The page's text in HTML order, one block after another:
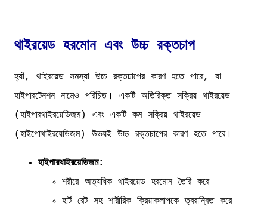
থাইরয়েড হরমোন এবং উচ্চ রক্তচাপ
হ্যাঁ, থাইরয়েড সমস্যা উচ্চ রক্তচাপের কারণ হতে পারে, যা
হাইপারটেনশন নামেও পরিচিত। একটি অতিরিক্ত সক্রিয় থাইরয়েড
(হাইপারথাইরয়েডিজম) এবং একটি কম সক্রিয় থাইরয়েড
(হাইপোথাইরয়েডিজম) উভয়ই উচ্চ রক্তচাপের কারণ হতে পারে।
হাইপারথাইরয়েডিজম:
শরীরে অত্যধিক থাইরয়েড হরমোন তৈরি করে
হার্ট রেট সহ শারীরিক ক্রিয়াকলাপকে ত্বরান্বিত করে